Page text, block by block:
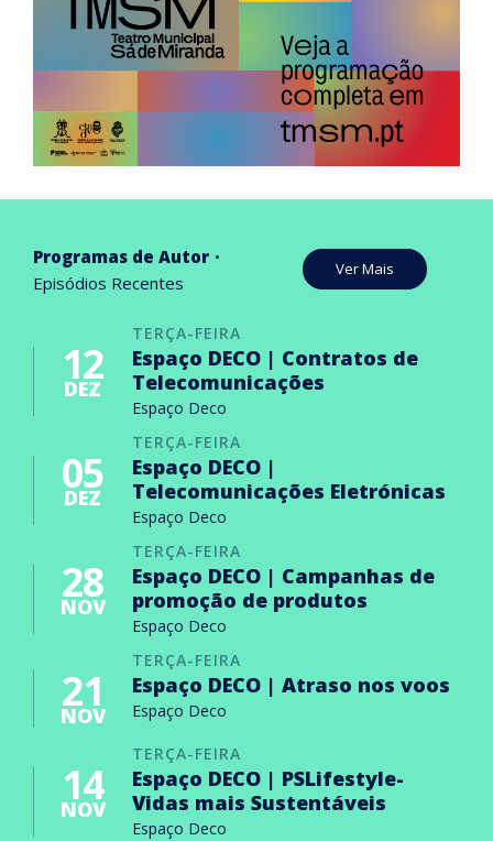
Programas de Autor
Episódios Recentes
Ver Mais
TERÇA-FEIRA
12
DEZ
Espaço DECO | Contratos de
Telecomunicações
Espaço Deco
TERÇA-FEIRA
05
DEZ
Espaço DECO |
Telecomunicações Eletrónicas
Espaço Deco
TERÇA-FEIRA
28
NOV
Espaço DECO | Campanhas de
promoção de produtos
Espaço Deco
TERÇA-FEIRA
21
NOV
Espaço DECO | Atraso nos voos
Espaço Deco
TERÇA-FEIRA
14
NOV
Espaço DECO | PSLifestyle-
Vidas mais Sustentáveis
Espaço Deco